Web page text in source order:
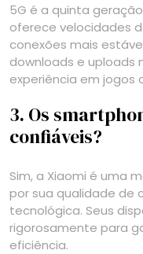
5G é a quinta
oferece velocidades
conexões mais
downloads e uploads
experiência em jogos
3. Os
confiáveis?
Sim, a Xiaomi é uma
por sua qualidade de
tecnológica. Seus
rigorosamente para
eficiência.